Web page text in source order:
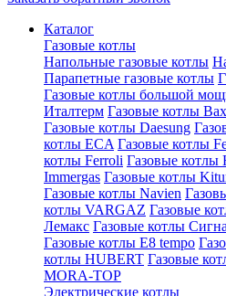
Каталог
Газовые котлы
Напольные газовые котлы
Парапетные газовые котлы
Газовые котлы большой
Италтерм Газовые котлы
Газовые котлы Daesung
котлы ECA Газовые котлы
котлы Ferroli Газовые котлы
Immergas Газовые котлы
Газовые котлы Navien
котлы VARGAZ Газовые
Лемакс Газовые котлы
Газовые котлы E8 tempo
котлы HUBERT Газовые
MORA-TOP
Электрические котлы